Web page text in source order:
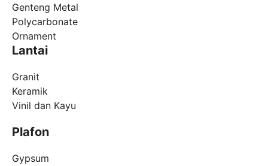
Genteng Metal
Polycarbonate
Ornament
Lantai
Granit
Keramik
Vinil dan Kayu
Plafon
Gypsum